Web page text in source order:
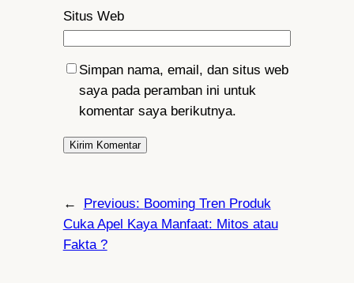
Situs Web
Simpan nama, email, dan situs web
saya pada peramban ini untuk
komentar saya berikutnya.
← Previous: Booming Tren Produk
Cuka Apel Kaya Manfaat: Mitos atau
Fakta ?